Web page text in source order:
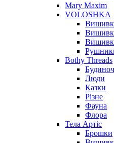
Mary Maxim
VOLOSHKA
Bothy Threads
Люди
Казки
Різне
Фауна
Флора
Тела Артіс
Брошки